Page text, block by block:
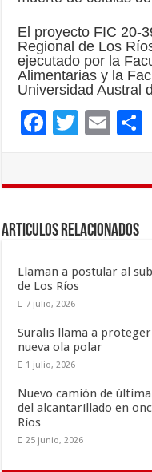
El proyecto FIC 20-
Regional de Los
ejecutado por la
Alimentarias y la
Universidad Austral
F
o
k
T
E
Articulos Relacionados
Llaman a postular al
de Los Ríos
7 julio, 2026
Suralis llama a
nueva ola polar
1 julio, 2026
Nuevo camión de
del alcantarillado en
Ríos
25 junio, 2026